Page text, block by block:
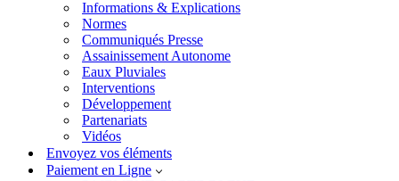
Informations & Explications
Normes
Communiqués Presse
Assainissement Autonome
Eaux Pluviales
Interventions
Développement
Partenariats
Vidéos
Envoyez vos éléments
Paiement en Ligne